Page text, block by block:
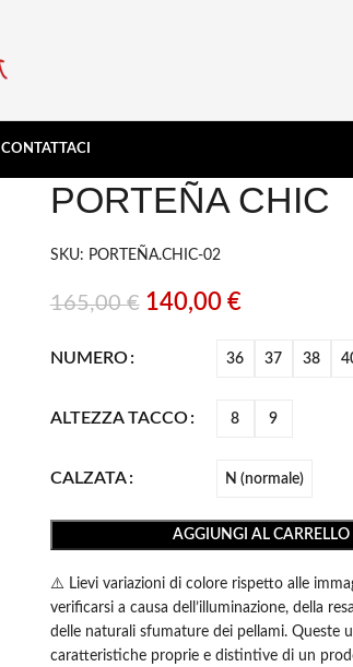
CONTATTACI
PORTEÑA CHIC
SKU: PORTEÑA.CHIC-02
165,00€ 140,00 €
NUMERO 36 37 38
ALTEZZA TACCO 8 9
CALZATA N (normale)
AGGIUNGI AL CARRELLO
⚠️ Lievi variazioni di colore rispetto alle
verificarsi a causa dell’illuminazione, della
delle naturali sfumature dei pellami. Queste
caratteristiche proprie e distintive di un